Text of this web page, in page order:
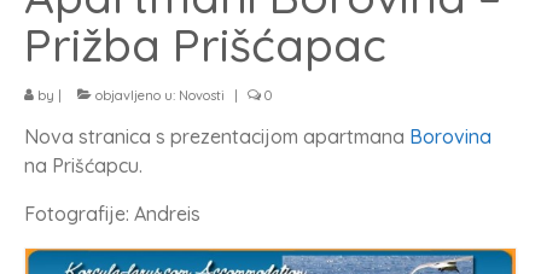
Fotografiranje
Radovi
Kontakt
Prižba Prišćapac
by objavljeno u: Novosti 0
Nova stranica s prezentacijom apartmana Borovina
na Prišćapcu.
Fotografije: Andreis